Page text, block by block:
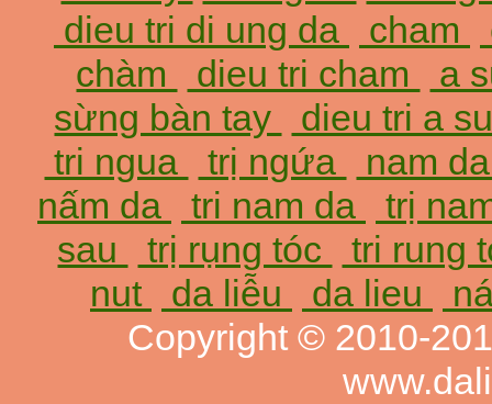
dieu tri di ung da
cham
chàm
dieu tri cham
a
sừng bàn tay
dieu tri a
tri ngua
trị ngứa
nam
nấm da
tri nam da
trị
sau
trị rụng tóc
tri rung
nut
da liễu da lieu
Copyright © 2010-